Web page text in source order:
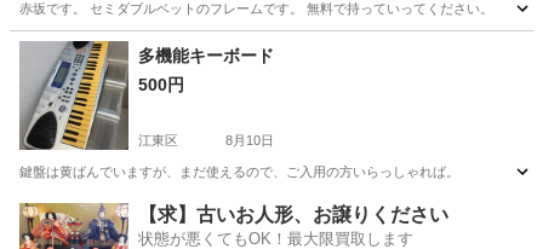
赤坂です。 セミダブルベットのフレームです。 無料で持っていってください。
東京 中央区 東京駅 鍵盤楽器、ピアノ
多機能キーボード
500円
江東区 8月10日
鍵盤は黄ばんでいますが、まだ使えるので、ご入用の方いらっしゃれば。
東京 江東区 電子楽器
【求】古いお人形、お譲りください
状態が悪くてもOK！最大限買取します